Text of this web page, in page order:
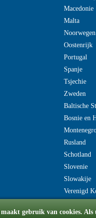
gebruik van cookies.
Macedonie
Malta
Noorwegen
Oostenrijk
Portugal
Spanje
Tsjechie
Zweden
Baltische
Bosnie en
Rusland
Schotland
Slovenie
Slowakije
Verenigd
© Copyright